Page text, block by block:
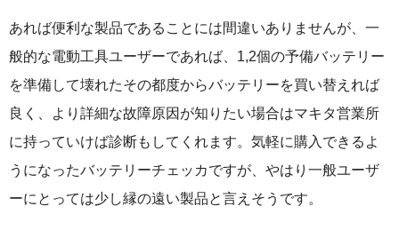
あれば便利な製品であることには間違いありませんが、一
般的な電動工具ユーザーであれば、1,2個の予備バッテリー
を準備して壊れたその都度からバッテリーを買い替えれば
良く、より詳細な故障原因が知りたい場合はマキタ営業所
に持っていけば診断もしてくれます。気軽に購入できるよ
うになったバッテリーチェッカですが、やはり一般ユーザ
ーにとっては少し縁の遠い製品と言えそうです。